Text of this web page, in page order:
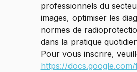
professionnels du
images, optimiser les
normes de
dans la pratique
Pour vous inscrire,
https://